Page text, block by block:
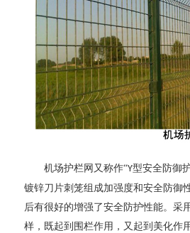
机场护栏网又称作“Y型安全防御护
镀锌刀片刺笼组成加强度和安全防御
后有很好的增强了安全防护性能。采
样，既起到围栏作用，又起到美化作